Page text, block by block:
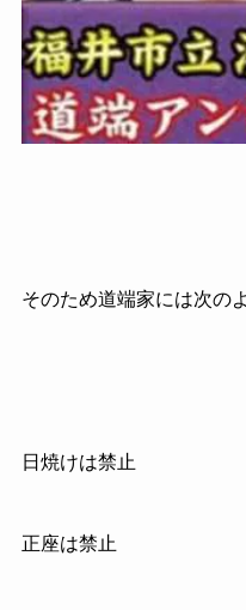
そのため道端家には次の
日焼けは禁止
正座は禁止